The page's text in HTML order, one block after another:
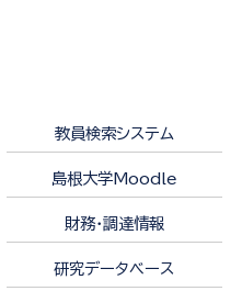
教員検索システム
島根大学Moodle
財務・調達情報
研究データベース